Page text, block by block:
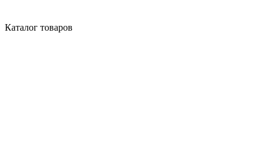
Каталог товаров